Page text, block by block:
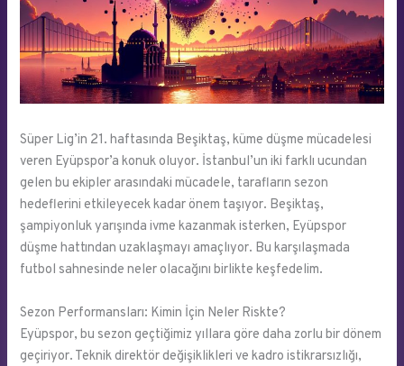
Süper Lig’in 21. haftasında Beşiktaş, küme düşme mücadelesi
veren Eyüpspor’a konuk oluyor. İstanbul’un iki farklı ucundan
gelen bu ekipler arasındaki mücadele, tarafların sezon
hedeflerini etkileyecek kadar önem taşıyor. Beşiktaş,
şampiyonluk yarışında ivme kazanmak isterken, Eyüpspor
düşme hattından uzaklaşmayı amaçlıyor. Bu karşılaşmada
futbol sahnesinde neler olacağını birlikte keşfedelim.
Sezon Performansları: Kimin İçin Neler Riskte?
Eyüpspor, bu sezon geçtiğimiz yıllara göre daha zorlu bir dönem
geçiriyor. Teknik direktör değişiklikleri ve kadro istikrarsızlığı,